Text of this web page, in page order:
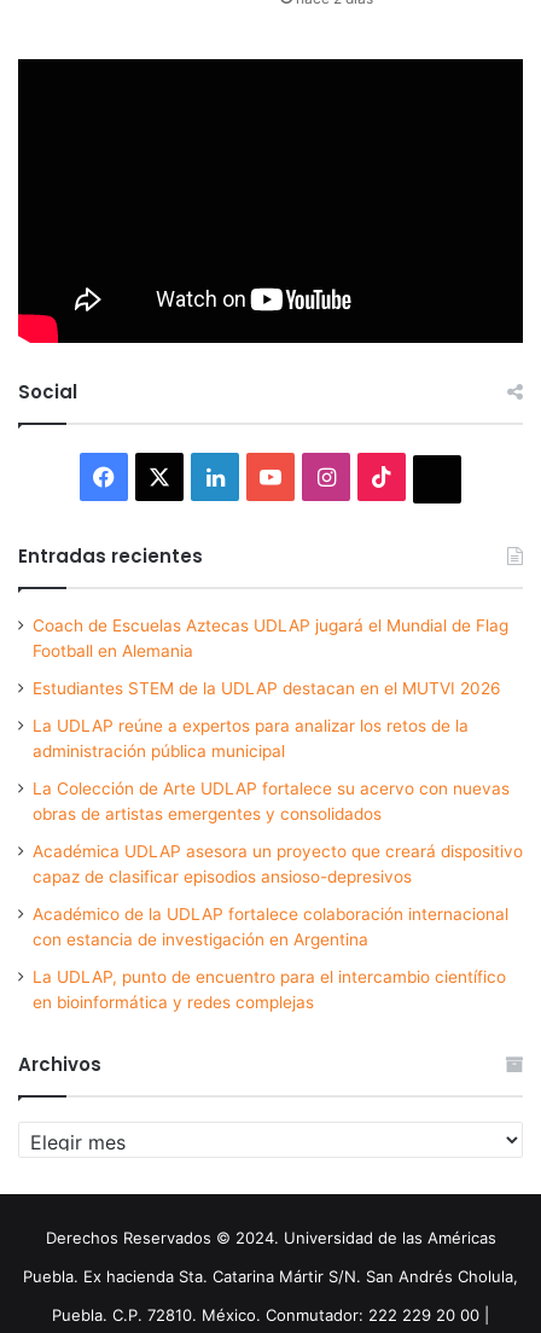
Social
Facebook LinkedInYouTubeInstagram
Entradas recientes
Coach de Escuelas Aztecas UDLAP jugará el Mundial de Flag
Football en Alemania
Estudiantes STEM de la UDLAP destacan en el MUTVI 2026
La UDLAP reúne a expertos para analizar los retos de la
administración pública municipal
La Colección de Arte UDLAP fortalece su acervo con nuevas
obras de artistas emergentes y consolidados
Académica UDLAP asesora un proyecto que creará dispositivo
capaz de clasificar episodios ansioso-depresivos
Académico de la UDLAP fortalece colaboración internacional
con estancia de investigación en Argentina
La UDLAP, punto de encuentro para el intercambio científico
en bioinformática y redes complejas
Archivos
Archivos
Derechos Reservados © 2024. Universidad de las Américas
Puebla. Ex hacienda Sta. Catarina Mártir S/N. San Andrés Cholula,
Puebla. C.P. 72810. México. Conmutador: 222 229 20 00 |